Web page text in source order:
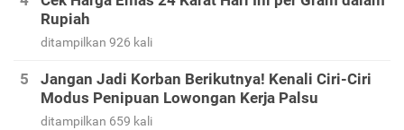
Rupiah
ditampilkan 926 kali
Jangan Jadi Korban Berikutnya! Kenali Ciri-Ciri
Modus Penipuan Lowongan Kerja Palsu
ditampilkan 659 kali